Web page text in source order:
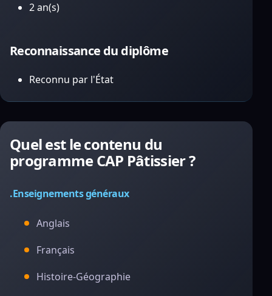
2 an(s)
Reconnaissance du diplôme
Reconnu par l'État
Quel est le contenu du
programme CAP Pâtissier ?
.Enseignements généraux
Anglais
Français
Histoire-Géographie